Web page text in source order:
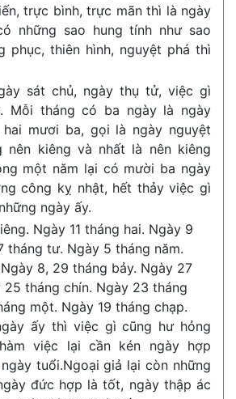
trực bình, trực mãn thì là ngày
những sao hung tính như sao
phục, thiên hình, nguyệt phá thì
sát chủ, ngày thụ tử, việc gì
Mỗi tháng có ba ngày là ngày
hai mươi ba, gọi là ngày nguyệt
nên kiêng và nhất là nên kiêng
một năm lại có mười ba ngày
công kỵ nhật, hết thảy việc gì
ngày ấy.
Ngày 11 tháng hai. Ngày 9
tháng tư. Ngày 5 tháng năm.
8, 29 tháng bảy. Ngày 27
tháng chín. Ngày 23 tháng
một. Ngày 19 tháng chạp.
ấy thì việc gì cũng hư hỏng
việc lại cần kén ngày hợp
tuổi.Ngoại giả lại còn những
đức hợp là tốt, ngày thập ác